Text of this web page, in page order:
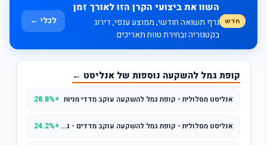
חדש
השוו את ביצועי הקרן הזו לאורך זמן
גרף תשואה חודשי, ממוצע ענפי, דירוג
בקטגוריה ובחירת טווח תאריכים
לכלי ←
קופת גמל להשקעה נוספות של אנליסט ←
אנליסט מסלולית - קופת גמל להשקעה עוקב מדדי מניות +28.8%
אנליסט מסלולית - קופת גמל להשקעה עוקב מדדים - גמיש +24.2%